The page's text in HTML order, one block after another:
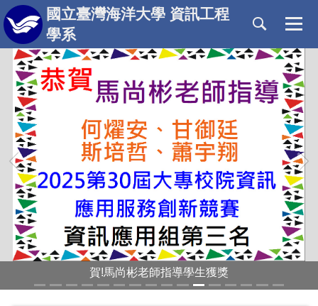
跳
到
主
要
內
容
區
國立臺灣海洋大學 資訊工程
學系
‹ ›
賀!丁培毅老師指導學生獲獎